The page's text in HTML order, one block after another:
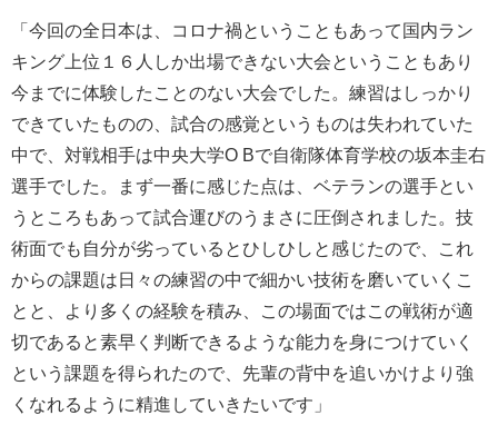
「今回の全日本は、コロナ禍ということもあって国内ラン
キング上位１６人しか出場できない大会ということもあり
今までに体験したことのない大会でした。練習はしっかり
できていたものの、試合の感覚というものは失われていた
中で、対戦相手は中央大学O Bで自衛隊体育学校の坂本圭右
選手でした。まず一番に感じた点は、ベテランの選手とい
うところもあって試合運びのうまさに圧倒されました。技
術面でも自分が劣っているとひしひしと感じたので、これ
からの課題は日々の練習の中で細かい技術を磨いていくこ
とと、より多くの経験を積み、この場面ではこの戦術が適
切であると素早く判断できるような能力を身につけていく
という課題を得られたので、先輩の背中を追いかけより強
くなれるように精進していきたいです」